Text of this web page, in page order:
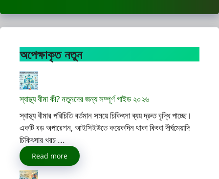
অপেক্ষাকৃত নতুন
স্বাস্থ্য বীমা কী? নতুনদের জন্য সম্পূর্ণ গাইড ২০২৬
স্বাস্থ্য বীমার পরিচিতি বর্তমান সময়ে চিকিৎসা ব্যয় দ্রুত বৃদ্ধি পাচ্ছে।
একটি বড় অপারেশন, আইসিইউতে কয়েকদিন থাকা কিংবা দীর্ঘমেয়াদি
চিকিৎসার খরচ ...
Read more